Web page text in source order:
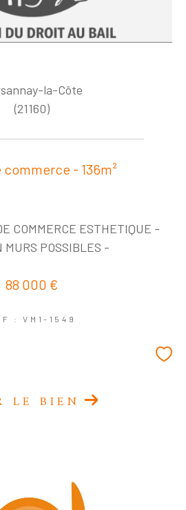
la-Côte
(21160)
commerce - 136m²
COMMERCE ESTHETIQUE -
MURS POSSIBLES -
88 000 €
: VM1-1549
LE BIEN